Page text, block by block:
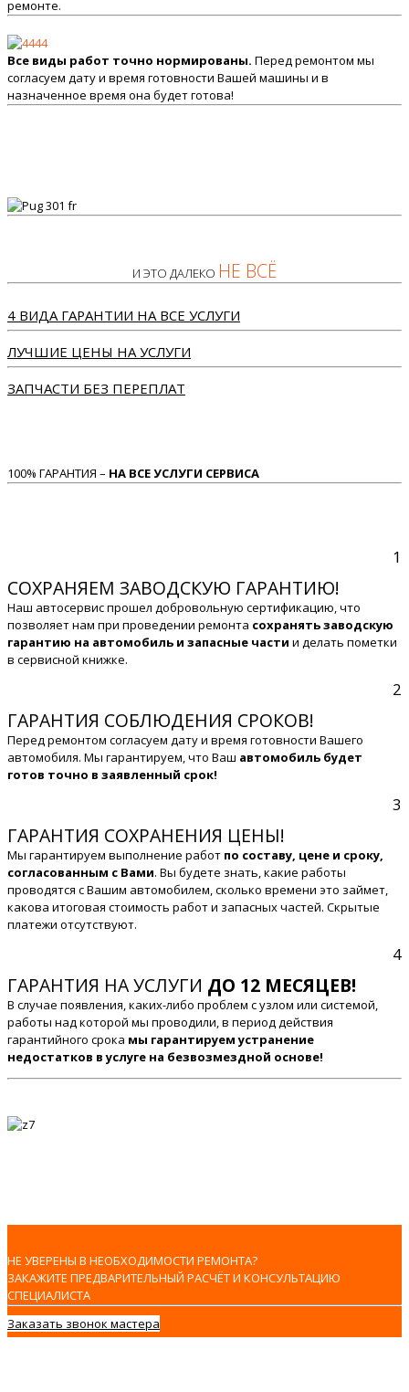
ремонте.
Все виды работ точно нормированы. Перед ремонтом мы
согласуем дату и время готовности Вашей машины и в
назначенное время она будет готова!
И ЭТО ДАЛЕКО НЕ ВСЁ
4 ВИДА ГАРАНТИИ НА ВСЕ УСЛУГИ
ЛУЧШИЕ ЦЕНЫ НА УСЛУГИ
ЗАПЧАСТИ БЕЗ ПЕРЕПЛАТ
100% ГАРАНТИЯ – НА ВСЕ УСЛУГИ СЕРВИСА
1
СОХРАНЯЕМ ЗАВОДСКУЮ ГАРАНТИЮ!
Наш автосервис прошел добровольную сертификацию, что
позволяет нам при проведении ремонта сохранять заводскую
гарантию на автомобиль и запасные части и делать пометки
в сервисной книжке.
2
ГАРАНТИЯ СОБЛЮДЕНИЯ СРОКОВ!
Перед ремонтом согласуем дату и время готовности Вашего
автомобиля. Мы гарантируем, что Ваш автомобиль будет
готов точно в заявленный срок!
3
ГАРАНТИЯ СОХРАНЕНИЯ ЦЕНЫ!
Мы гарантируем выполнение работ по составу, цене и сроку,
согласованным с Вами. Вы будете знать, какие работы
проводятся с Вашим автомобилем, сколько времени это займет,
какова итоговая стоимость работ и запасных частей. Скрытые
платежи отсутствуют.
4
ГАРАНТИЯ НА УСЛУГИ ДО 12 МЕСЯЦЕВ!
В случае появления, каких-либо проблем с узлом или системой,
работы над которой мы проводили, в период действия
гарантийного срока мы гарантируем устранение
недостатков в услуге на безвозмездной основе!
НЕ УВЕРЕНЫ В НЕОБХОДИМОСТИ РЕМОНТА?
ЗАКАЖИТЕ ПРЕДВАРИТЕЛЬНЫЙ РАСЧЁТ И КОНСУЛЬТАЦИЮ
СПЕЦИАЛИСТА
Заказать звонок мастера